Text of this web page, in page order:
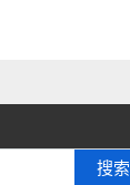
搜索